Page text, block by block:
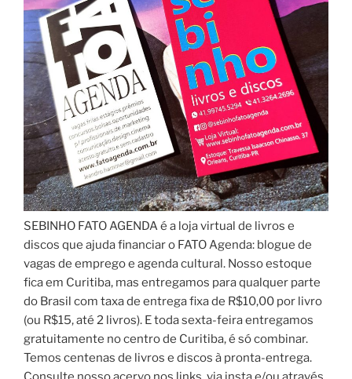
SEBINHO FATO AGENDA é a loja virtual de livros e
discos que ajuda financiar o FATO Agenda: blogue de
vagas de emprego e agenda cultural. Nosso estoque
fica em Curitiba, mas entregamos para qualquer parte
do Brasil com taxa de entrega fixa de R$10,00 por livro
(ou R$15, até 2 livros). E toda sexta-feira entregamos
gratuitamente no centro de Curitiba, é só combinar.
Temos centenas de livros e discos à pronta-entrega.